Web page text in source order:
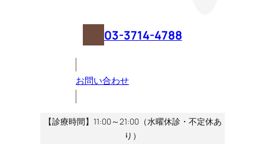
03-3714-4788
お問い合わせ
【診療時間】11:00～21:00（水曜休診・不定休あ
り）